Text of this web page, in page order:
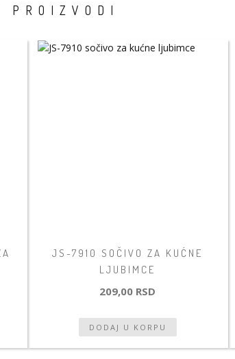
PROIZVODI
JS-7910 SOČIVO ZA KUĆNE
LJUBIMCE
209,00 RSD